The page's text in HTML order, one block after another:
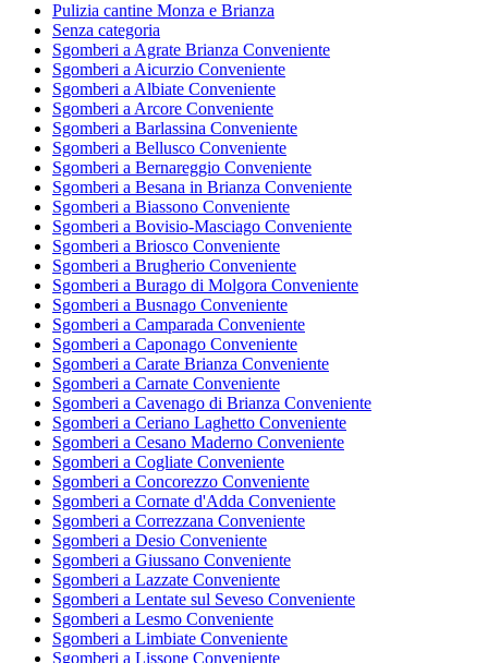
Pulizia cantine Monza e Brianza
Senza categoria
Sgomberi a Agrate Brianza Conveniente
Sgomberi a Aicurzio Conveniente
Sgomberi a Albiate Conveniente
Sgomberi a Arcore Conveniente
Sgomberi a Barlassina Conveniente
Sgomberi a Bellusco Conveniente
Sgomberi a Bernareggio Conveniente
Sgomberi a Besana in Brianza Conveniente
Sgomberi a Biassono Conveniente
Sgomberi a Bovisio-Masciago Conveniente
Sgomberi a Briosco Conveniente
Sgomberi a Brugherio Conveniente
Sgomberi a Burago di Molgora Conveniente
Sgomberi a Busnago Conveniente
Sgomberi a Camparada Conveniente
Sgomberi a Caponago Conveniente
Sgomberi a Carate Brianza Conveniente
Sgomberi a Carnate Conveniente
Sgomberi a Cavenago di Brianza Conveniente
Sgomberi a Ceriano Laghetto Conveniente
Sgomberi a Cesano Maderno Conveniente
Sgomberi a Cogliate Conveniente
Sgomberi a Concorezzo Conveniente
Sgomberi a Cornate d'Adda Conveniente
Sgomberi a Correzzana Conveniente
Sgomberi a Desio Conveniente
Sgomberi a Giussano Conveniente
Sgomberi a Lazzate Conveniente
Sgomberi a Lentate sul Seveso Conveniente
Sgomberi a Lesmo Conveniente
Sgomberi a Limbiate Conveniente
Sgomberi a Lissone Conveniente